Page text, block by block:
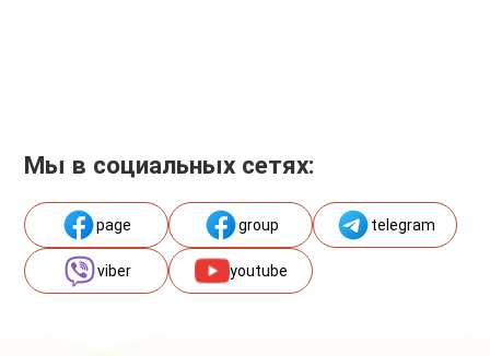
Мы в социальных сетях:
page group telegram
viber youtube